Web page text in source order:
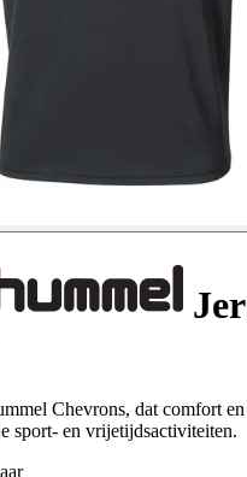
Chevrons, dat comfort
sport- en vrijetijdsactiviteiten.